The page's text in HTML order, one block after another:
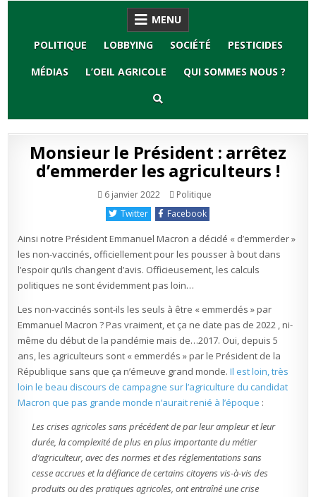
MENU
POLITIQUE
LOBBYING SOCIÉTÉ
PESTICIDES
MÉDIAS
L’OEIL AGRICOLE QUI SOMMES NOUS ?
Monsieur le Président : arrêtez
d’emmerder les agriculteurs !
6 janvier 2022 Publié
Politique
Twitter
Facebook
Ainsi notre Président Emmanuel Macron a décidé « d’emmerder »
les non-vaccinés, officiellement pour les pousser à bout dans
l’espoir qu’ils changent d’avis. Officieusement, les calculs
politiques ne sont évidemment pas loin…
Les non-vaccinés sont-ils les seuls à être « emmerdés » par
Emmanuel Macron ? Pas vraiment, et ça ne date pas de 2022 , ni-
même du début de la pandémie mais de…2017. Oui, depuis 5
ans, les agriculteurs sont « emmerdés » par le Président de la
République sans que ça n’émeuve grand monde.Il est loin, très
loin le beau discours de campagne sur l’agriculture du candidat
Macron que pas grande monde n’aurait renié à l’époque :
Les crises agricoles sans précédent de par leur ampleur et leur
durée, la complexité de plus en plus importante du métier
d’agriculteur, avec des normes et des réglementations sans
cesse accrues et la défiance de certains citoyens vis-à-vis des
produits ou des pratiques agricoles, ont entraîné une crise